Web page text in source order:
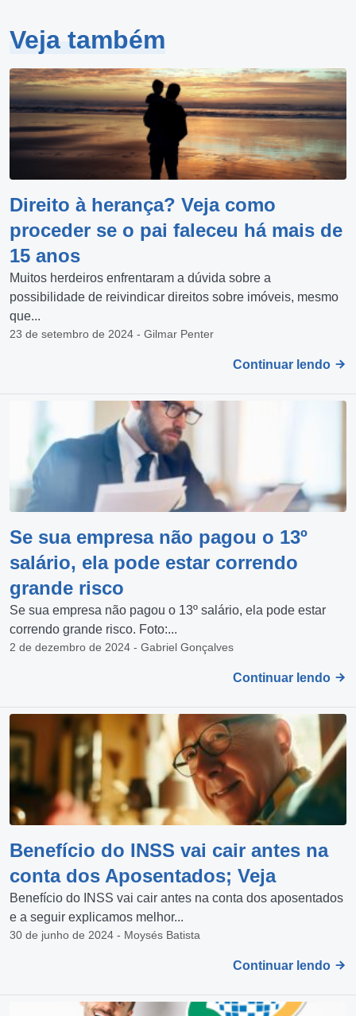
Veja também
Direito à herança? Veja como
proceder se o pai faleceu há mais de
15 anos
Muitos herdeiros enfrentaram a dúvida sobre a
possibilidade de reivindicar direitos sobre imóveis, mesmo
que...
23 de setembro de 2024 - Gilmar Penter
Continuar lendo
Se sua empresa não pagou o 13º
salário, ela pode estar correndo
grande risco
Se sua empresa não pagou o 13º salário, ela pode estar
correndo grande risco. Foto:...
2 de dezembro de 2024 - Gabriel Gonçalves
Continuar lendo
Benefício do INSS vai cair antes na
conta dos Aposentados; Veja
Benefício do INSS vai cair antes na conta dos aposentados
e a seguir explicamos melhor...
30 de junho de 2024 - Moysés Batista
Continuar lendo